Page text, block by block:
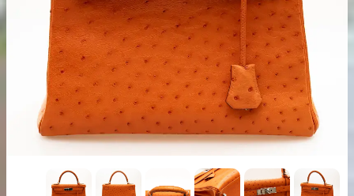
出張買取の
お申込み
宅配買取の
お申込み
LINE査定